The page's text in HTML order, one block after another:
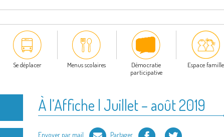
Se déplacer Menus scolaires
Démocratie
participative
Espace famille
À l’Affiche | Juillet – août 2019
Envoyer par mail Partager Facebook Twitter